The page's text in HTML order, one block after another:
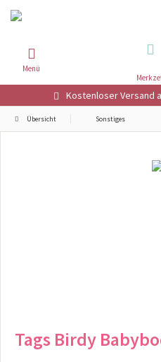
Kostenloser Versand
Menü
Übersicht Sonstiges
Tags Birdy